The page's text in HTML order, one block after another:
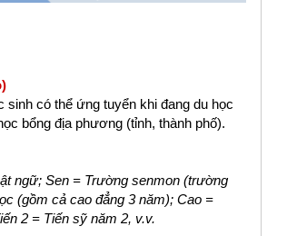
có thể ứng tuyển khi đang du học
bổng địa phương (tỉnh, thành phố).
ngữ; Sen = Trường senmon (trường
(gồm cả cao đẳng 3 năm); Cao =
2 = Tiến sỹ năm 2, v.v.